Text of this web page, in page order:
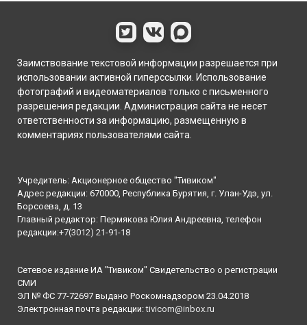
Заимствование текстовой информации разрешается при
использовании активной гиперссылки. Использование
фотографий и видеоматериалов только с письменного
разрешения редакции. Администрация сайта не несет
ответственности за информацию, размещенную в
комментариях пользователями сайта.
Учредитель: Акционерное общество "Тивиком"
Адрес редакции: 670000, Республика Бурятия, г. Улан-Удэ, ул.
Борсоева, д. 13
Главный редактор: Пермякова Юлия Андреевна, телефон
редакции:+7(3012) 21-91-18
Сетевое издание ИА "Тивиком" Свидетельство о регистрации
СМИ
ЭЛ № ФС 77-72697 выдано Роскомнадзором 23.04.2018
Электронная почта редакции:tivicom@inbox.ru